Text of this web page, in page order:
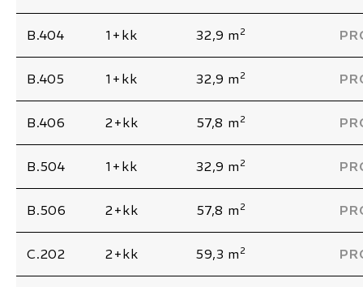
B.404 1+kk 32,9 m 2
B.405 1+kk 32,9 m 2
B.406 2+kk 57,8 m 2
B.504 1+kk 32,9 m 2
B.506 2+kk 57,8 m 2
C.202 2+kk 59,3 m 2